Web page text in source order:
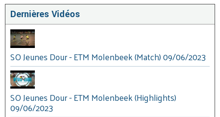
Dernières Vidéos
SO Jeunes Dour - ETM Molenbeek (Match) 09/06/2023
SO Jeunes Dour - ETM Molenbeek (Highlights)
09/06/2023